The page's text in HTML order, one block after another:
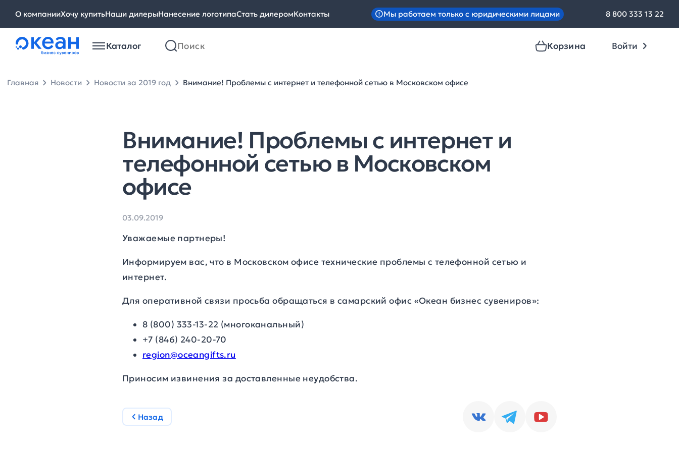
О компанииХочу купитьНаши дилерыНанесение логотипаСтать дилеромКонтакты Мы работаем только с юридическими лицами 8 800 333 13 22
Каталог Корзина Войти
Главная Новости Новости за 2019 год Внимание! Проблемы с интернет и телефонной сетью в Московском офисе
Внимание! Проблемы с интернет и
телефонной сетью в Московском
офисе
03.09.2019
Уважаемые партнеры!
Информируем вас, что в Московском офисе технические проблемы с телефонной сетью и
интернет.
Для оперативной связи просьба обращаться в самарский офис «Океан бизнес сувениров»:
8 (800) 333-13-22 (многоканальный)
+7 (846) 240-20-70
region@oceangifts.ru
Приносим извинения за доставленные неудобства.
Назад